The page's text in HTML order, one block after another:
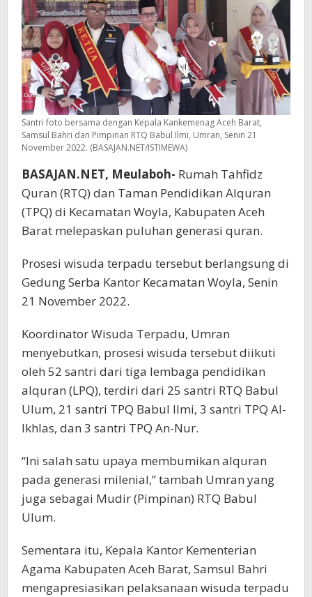
Santri foto bersama dengan Kepala Kankemenag Aceh Barat,
Samsul Bahri dan Pimpinan RTQ Babul Ilmi, Umran, Senin 21
November 2022. (BASAJAN.NET/ISTIMEWA)
BASAJAN.NET, Meulaboh- Rumah Tahfidz
Quran (RTQ) dan Taman Pendidikan Alquran
(TPQ) di Kecamatan Woyla, Kabupaten Aceh
Barat melepaskan puluhan generasi quran.
Prosesi wisuda terpadu tersebut berlangsung di
Gedung Serba Kantor Kecamatan Woyla, Senin
21 November 2022.
Koordinator Wisuda Terpadu, Umran
menyebutkan, prosesi wisuda tersebut diikuti
oleh 52 santri dari tiga lembaga pendidikan
alquran (LPQ), terdiri dari 25 santri RTQ Babul
Ulum, 21 santri TPQ Babul Ilmi, 3 santri TPQ Al-
Ikhlas, dan 3 santri TPQ An-Nur.
“Ini salah satu upaya membumikan alquran
pada generasi milenial,” tambah Umran yang
juga sebagai Mudir (Pimpinan) RTQ Babul
Ulum.
Sementara itu, Kepala Kantor Kementerian
Agama Kabupaten Aceh Barat, Samsul Bahri
mengapresiasikan pelaksanaan wisuda terpadu